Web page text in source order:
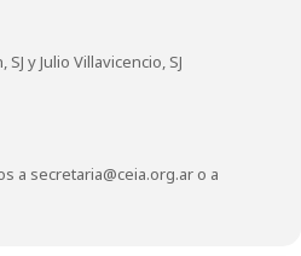
y Julio Villavicencio, SJ
a secretaria@ceia.org.ar o a